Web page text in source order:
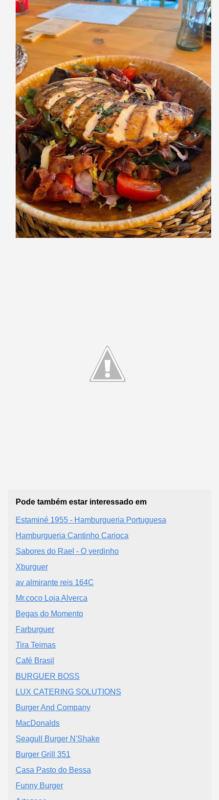
Pode também estar interessado em
Estaminé 1955 - Hamburgueria Portuguesa
Hamburgueria Cantinho Carioca
Sabores do Rael - O verdinho
Xburguer
av almirante reis 164C
Mr.coco Loja Alverca
Begas do Momento
Farburguer
Tira Teimas
Café Brasil
BURGUER BOSS
LUX CATERING SOLUTIONS
Burger And Company
MacDonalds
Seagull Burger N'Shake
Burger Grill 351
Casa Pasto do Bessa
Funny Burger